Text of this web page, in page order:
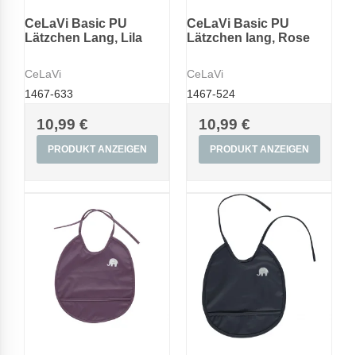
CeLaVi Basic PU
Lätzchen Lang, Lila
CeLaVi
1467-633
10,99 €
PRODUKT ANZEIGEN
CeLaVi Basic PU
Lätzchen lang, Rose
CeLaVi
1467-524
10,99 €
PRODUKT ANZEIGEN